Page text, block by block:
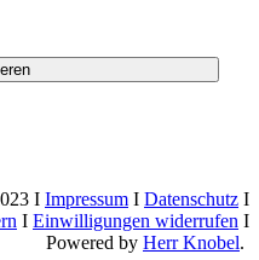
I Impressum I Datenschutz I
I Einwilligungen widerrufen I
Powered by Herr Knobel.